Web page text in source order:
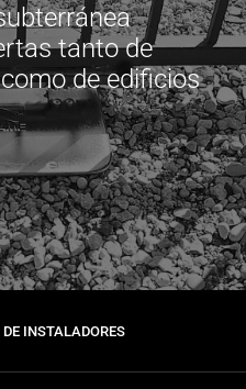
tanto de
de edificios
DE INSTALADORES